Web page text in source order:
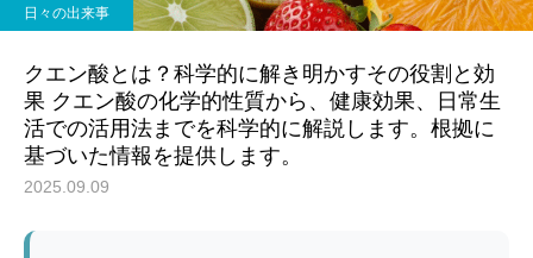
出張 講演 セミナー 運動・体操
痩せますか？｜元日本王者
で答えます
び方｜失敗しない7つの
解説
日々の出来事
クエン酸とは？科学的に解き明かすその役割と効
果 クエン酸の化学的性質から、健康効果、日常生
活での活用法までを科学的に解説します。根拠に
基づいた情報を提供します。
2025.09.09